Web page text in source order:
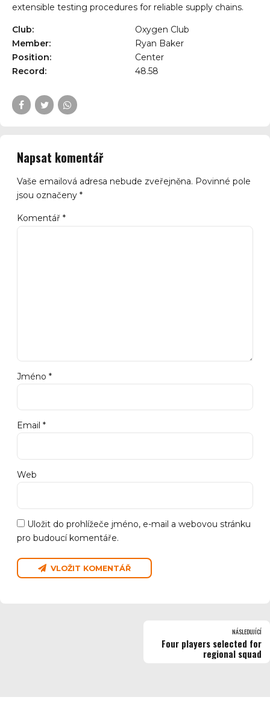
extensible testing procedures for reliable supply chains.
Club:
Oxygen Club
Member:
Ryan Baker
Position:
Center
Record:
48.58
Napsat komentář
Vaše emailová adresa nebude zveřejněna. Povinné pole
jsou označeny *
Komentář *
Jméno *
Email *
Web
Uložit do prohlížeče jméno, e-mail a webovou stránku
pro budoucí komentáře.
VLOŽIT KOMENTÁŘ
NÁSLEDUJÍCÍ
Four players selected for
regional squad